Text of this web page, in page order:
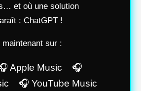
et où une solution
: ChatGPT !
sur :
Apple Music 🎧
🎧 YouTube Music